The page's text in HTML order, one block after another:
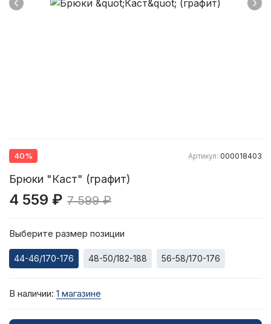
40% Артикул: 000018403
Брюки "Каст" (графит)
4 559 ₽ 7 599 ₽
Выберите размер позиции
44-46/170-176 48-50/182-188 56-58/170-176
В наличии: 1 магазине